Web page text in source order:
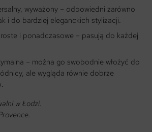
wyważony – odpowiedni zarówno
i do bardziej eleganckich stylizacji.
i ponadczasowe – pasują do każdej
– można go swobodnie włożyć do
ale wygląda równie dobrze
w Łodzi.